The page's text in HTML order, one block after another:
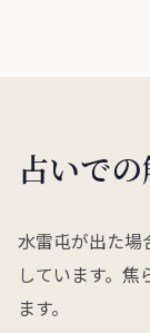
占いで
水雷屯が出た場
しています。
ます。